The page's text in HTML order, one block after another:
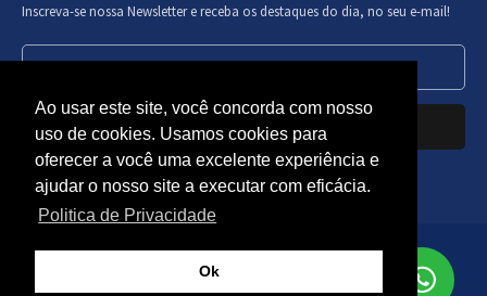
Inscreva-se nossa Newsletter e receba os destaques do dia, no seu e-mail!
Inscrever-se
Nós respeitamos sua privacidade.
Politica
Ao usar este site, você concorda com nosso
uso de cookies. Usamos cookies para
oferecer a você uma excelente experiência e
ajudar o nosso site a executar com eficácia.
Politica de Privacidade
Ok